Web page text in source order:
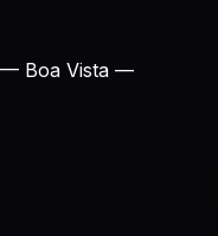
— Boa Vista —